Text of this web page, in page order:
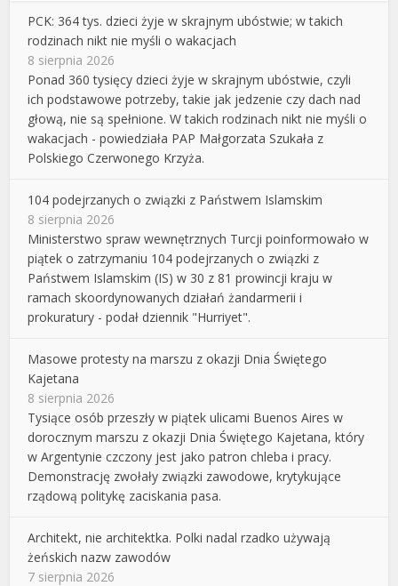
PCK: 364 tys. dzieci żyje w skrajnym ubóstwie; w takich
rodzinach nikt nie myśli o wakacjach
8 sierpnia 2026
Ponad 360 tysięcy dzieci żyje w skrajnym ubóstwie, czyli
ich podstawowe potrzeby, takie jak jedzenie czy dach nad
głową, nie są spełnione. W takich rodzinach nikt nie myśli o
wakacjach - powiedziała PAP Małgorzata Szukała z
Polskiego Czerwonego Krzyża.
104 podejrzanych o związki z Państwem Islamskim
8 sierpnia 2026
Ministerstwo spraw wewnętrznych Turcji poinformowało w
piątek o zatrzymaniu 104 podejrzanych o związki z
Państwem Islamskim (IS) w 30 z 81 prowincji kraju w
ramach skoordynowanych działań żandarmerii i
prokuratury - podał dziennik "Hurriyet".
Masowe protesty na marszu z okazji Dnia Świętego
Kajetana
8 sierpnia 2026
Tysiące osób przeszły w piątek ulicami Buenos Aires w
dorocznym marszu z okazji Dnia Świętego Kajetana, który
w Argentynie czczony jest jako patron chleba i pracy.
Demonstrację zwołały związki zawodowe, krytykujące
rządową politykę zaciskania pasa.
Architekt, nie architektka. Polki nadal rzadko używają
żeńskich nazw zawodów
7 sierpnia 2026